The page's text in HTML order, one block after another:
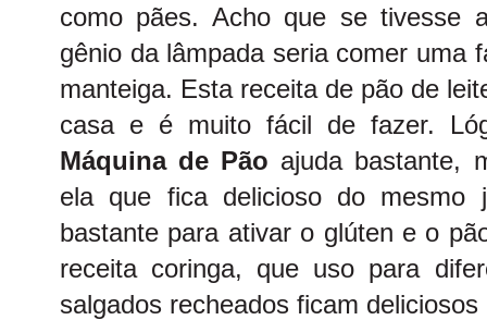
como pães. Acho que se tivesse
gênio da lâmpada seria comer uma
manteiga. Esta receita de pão de
casa e é muito fácil de fazer.
Máquina de Pão ajuda bastante,
ela que fica delicioso do mesmo
bastante para ativar o glúten e o
receita coringa, que uso para
salgados recheados ficam